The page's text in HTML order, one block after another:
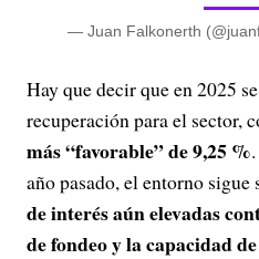
— Juan Falkonerth
Hay que decir que en 2025
recuperación para el sector,
más “favorable” de 9,25 %
año pasado, el entorno sigue
de interés aún elevadas
de fondeo y la capacidad